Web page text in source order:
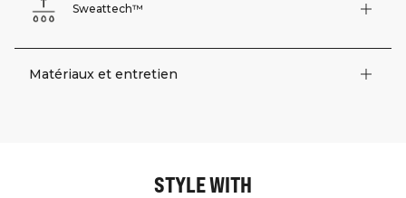
Sweattech™
Matériaux et entretien
STYLE WITH